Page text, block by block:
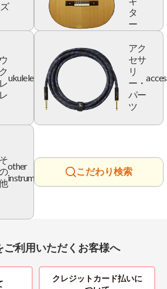
ズ
タ
ー
ウ
ク
レ
レ
ukulele
アク
セサ
リ
ー・
パー
ツ
そ
other
instrument
こだわり検索
ご利用いただくお客様へ
クレジットカード払いに